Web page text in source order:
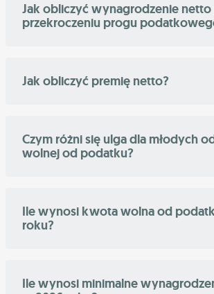
Jak obliczyć wynagrodzenie
przekroczeniu progu
Jak obliczyć premię netto?
Czym różni się ulga dla młodych
wolnej od podatku?
Ile wynosi kwota wolna od
roku?
Ile wynosi minimalne